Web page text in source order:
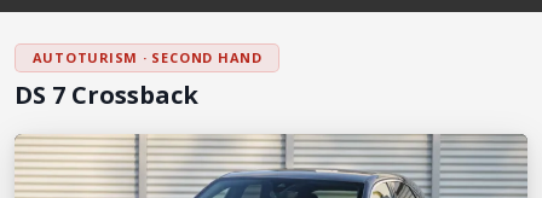
AUTOTURISM · SECOND HAND
DS 7 Crossback